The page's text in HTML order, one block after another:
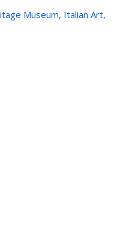
Museum, Italian Art,